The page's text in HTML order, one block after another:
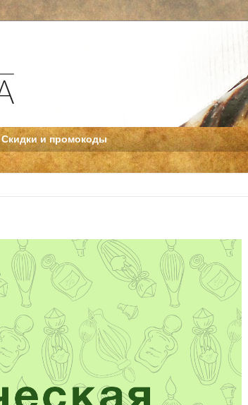
Скидки и промокоды